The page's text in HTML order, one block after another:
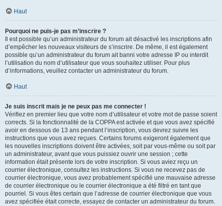
Haut
Pourquoi ne puis-je pas m’inscrire ?
Il est possible qu’un administrateur du forum ait désactivé les inscriptions afin
d’empêcher les nouveaux visiteurs de s’inscrire. De même, il est également
possible qu’un administrateur du forum ait banni votre adresse IP ou interdit
l’utilisation du nom d’utilisateur que vous souhaitez utiliser. Pour plus
d’informations, veuillez contacter un administrateur du forum.
Haut
Je suis inscrit mais je ne peux pas me connecter !
Vérifiez en premier lieu que votre nom d’utilisateur et votre mot de passe soient
corrects. Si la fonctionnalité de la COPPA est activée et que vous avez spécifié
avoir en dessous de 13 ans pendant l’inscription, vous devrez suivre les
instructions que vous avez reçues. Certains forums exigeront également que
les nouvelles inscriptions doivent être activées, soit par vous-même ou soit par
un administrateur, avant que vous puissiez ouvrir une session ; cette
information était présente lors de votre inscription. Si vous aviez reçu un
courrier électronique, consultez les instructions. Si vous ne recevez pas de
courrier électronique, vous avez probablement spécifié une mauvaise adresse
de courrier électronique ou le courrier électronique a été filtré en tant que
pourriel. Si vous êtes certain que l’adresse de courrier électronique que vous
avez spécifiée était correcte, essayez de contacter un administrateur du forum.